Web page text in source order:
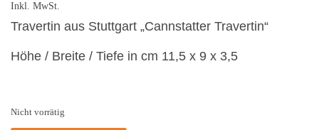
Inkl. MwSt.
Travertin aus Stuttgart „Cannstatter Travertin“
Höhe / Breite / Tiefe in cm 11,5 x 9 x 3,5
Nicht vorrätig